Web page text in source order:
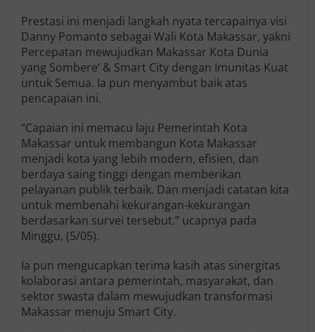
t
C
y
r
b
a
i
k
d
i
A
s
T
e
n
g
g
Prestasi ini menjadi langkah nyata tercapainya visi
Danny Pomanto sebagai Wali Kota Makassar, yakni
Percepatan mewujudkan Makassar Kota Dunia
yang Sombere’ & Smart City dengan Imunitas Kuat
untuk Semua. Ia pun menyambut baik atas
pencapaian ini.
“Capaian ini memacu laju Pemerintah Kota
Makassar untuk membangun Kota Makassar
menjadi kota yang lebih modern, efisien, dan
berdaya saing tinggi dengan memberikan
pelayanan publik terbaik. Dan menjadi catatan kita
untuk membenahi kekurangan-kekurangan
berdasarkan survei tersebut.” ucapnya pada
Minggu, (5/05).
Ia pun mengucapkan terima kasih atas sinergitas
kolaborasi antara pemerintah, masyarakat, dan
sektor swasta dalam mewujudkan transformasi
Makassar menuju Smart City.